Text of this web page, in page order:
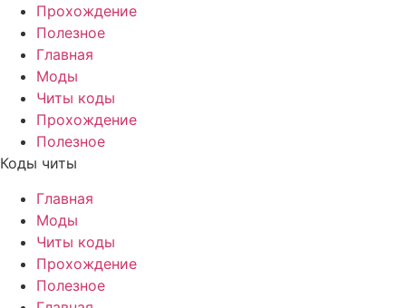
Прохождение
Полезное
Главная
Моды
Читы коды
Прохождение
Полезное
Коды читы
Главная
Моды
Читы коды
Прохождение
Полезное